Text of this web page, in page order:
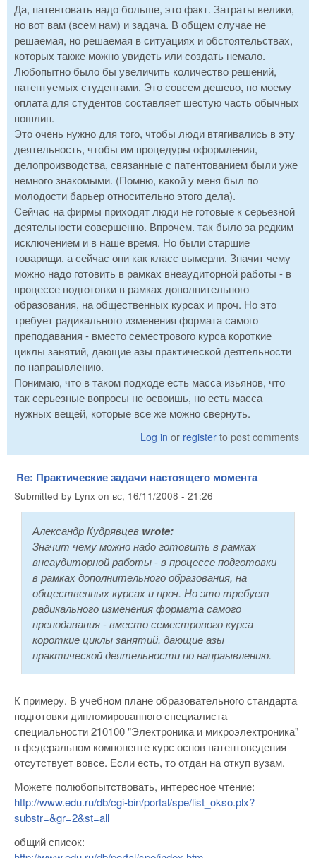
Да, патентовать надо больше, это факт. Затраты велики,
но вот вам (всем нам) и задача. В общем случае не
решаемая, но решаемая в ситуациях и обстоятельствах,
которых также можно увидеть или создать немало.
Любопытно было бы увеличить количество решений,
патентуемых студентами. Это совсем дешево, по моему
оплата для студентов составляет шестую часть обычных
пошлин.
Это очень нужно для того, чтобы люди втягивались в эту
деятельность, чтобы им процедуры оформления,
делопроизводства, связанные с патентованием были уже
немного знакомыми. (Помню, какой у меня был по
молодости барьер относительно этого дела).
Сейчас на фирмы приходят люди не готовые к серьезной
деятельности совершенно. Впрочем. так было за редким
исключением и в наше время. Но были старшие
товарищи. а сейчас они как класс вымерли. Значит чему
можно надо готовить в рамках внеаудиторной работы - в
процессе подготовки в рамках дополнительного
образования, на общественных курсах и проч. Но это
требует радикального изменения формата самого
преподавания - вместо семестрового курса короткие
циклы занятий, дающие азы практической деятельности
по напраывлению.
Понимаю, что в таком подходе есть масса изьянов, что
так серьезные вопросы не освоишь, но есть масса
нужных вещей, которые все же можно свернуть.
Log in or register to post comments
Re: Практические задачи настоящего момента
Submitted by Lynx on вс, 16/11/2008 - 21:26
Александр Кудрявцев wrote:
Значит чему можно надо готовить в рамках
внеаудиторной работы - в процессе подготовки
в рамках дополнительного образования, на
общественных курсах и проч. Но это требует
радикального изменения формата самого
преподавания - вместо семестрового курса
короткие циклы занятий, дающие азы
практической деятельности по напраывлению.
К примеру. В учебном плане образовательного стандарта
подготовки дипломированного специалиста
специальности 210100 "Электроника и микроэлектроника"
в федеральном компоненте курс основ патентоведения
отсутствует вовсе. Если есть, то отдан на откуп вузам.
Можете полюбопытствовать, интересное чтение:
http://www.edu.ru/db/cgi-bin/portal/spe/list_okso.plx?
substr=&gr=2&st=all
общий список: